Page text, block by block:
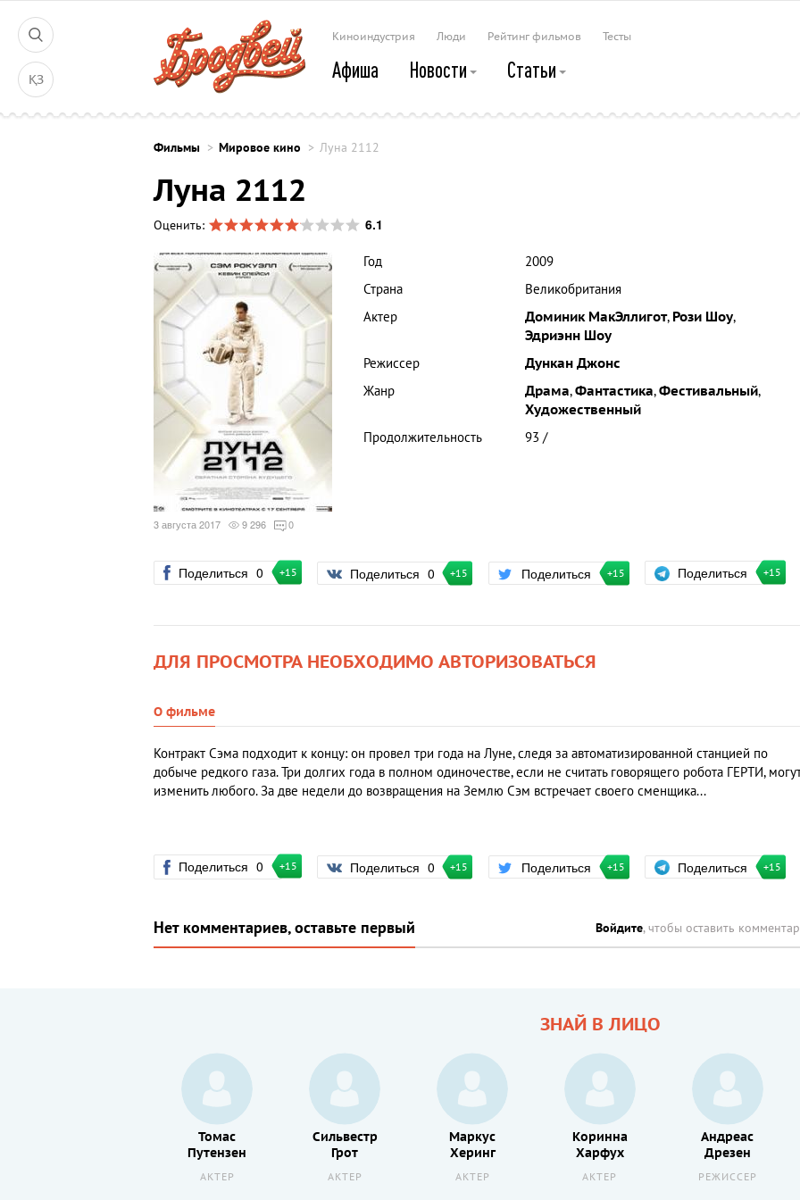
ҚЗ
Киноиндустрия Люди Рейтинг фильмов Тесты
Афиша Новости Статьи
Фильмы Мировое кино Луна 2112
Луна 2112
Оценить: 6.1
3 августа 2017 9 296 0
Год
2009
Страна
Великобритания
Актер
Доминик МакЭллигот, Рози Шоу,
Эдриэнн Шоу
Режиссер
Дункан Джонс
Жанр
Драма,Фантастика,Фестивальный,
Художественный
Продолжительность
93 /
Поделиться 0 +15 Поделиться 0 +15 Поделиться +15 Поделиться +15
ДЛЯ ПРОСМОТРА НЕОБХОДИМО АВТОРИЗОВАТЬСЯ
О фильме
Контракт Сэма подходит к концу: он провел три года на Луне, следя за автоматизированной станцией по
добыче редкого газа. Три долгих года в полном одиночестве, если не считать говорящего робота ГЕРТИ,
изменить любого. За две недели до возвращения на Землю Сэм встречает своего сменщика...
Поделиться 0 +15 Поделиться 0 +15 Поделиться +15 Поделиться +15
Нет комментариев, оставьте первый Войдите, чтобы оставить
ЗНАЙ В ЛИЦО
Томас
Путензен
АКТЕР
Сильвестр
Грот
АКТЕР
Маркус
Херинг
АКТЕР
Коринна
Харфух
АКТЕР
Андреас
Дрезен
РЕЖИССЕР